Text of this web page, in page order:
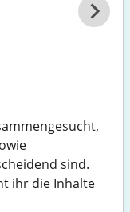
sind.
ihr die Inhalte